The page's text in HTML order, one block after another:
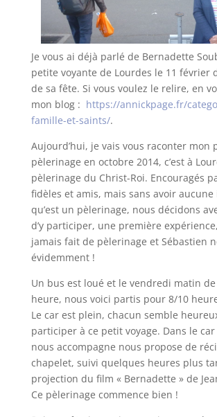
Je vous ai déjà parlé de Bernadette
petite voyante de Lourdes le 11 février
de sa fête. Si vous voulez le relire, en
mon blog : https://annickpage.fr/
famille-et-saints/.
Aujourd’hui, je vais vous raconter mon
pèlerinage en octobre 2014, c’est à
pèlerinage du Christ-Roi. Encouragés
fidèles et amis, mais sans avoir aucune
qu’est un pèlerinage, nous décidons
d’y participer, une première
jamais fait de pèlerinage et Sébastien
évidemment !
Un bus est loué et le vendredi matin
heure, nous voici partis pour 8/10
Le car est plein, chacun semble
participer à ce petit voyage. Dans le
nous accompagne nous propose de
chapelet, suivi quelques heures plus
projection du film « Bernadette » de
Ce pèlerinage commence bien !